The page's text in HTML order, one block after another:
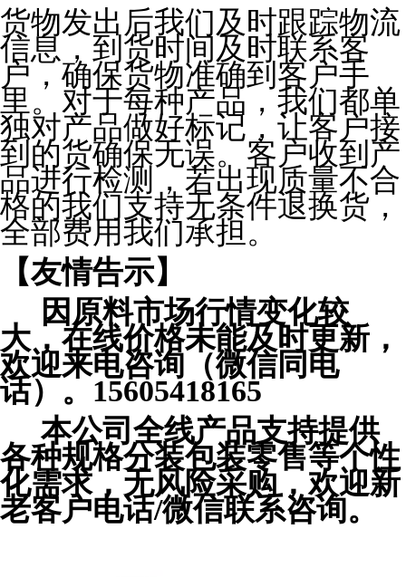
货物发出后我们及时跟踪物流
信息，到货时间及时联系客
户，确保货物准确到客户手
里。对于每种产品，我们都单
独对产品做好标记，让客户接
到的货确保无误。客户收到产
品进行检测，若出现质量不合
格的我们支持无条件退换货，
全部费用我们承担。
【友情告示】
因原料市场行情变化较
大，在线价格未能及时更新，
欢迎来电咨询（微信同电
话）。15605418165
本公司全线产品支持提供
各种规格分装包装零售等个性
化需求，无风险采购，欢迎新
老客户电话/微信联系咨询。